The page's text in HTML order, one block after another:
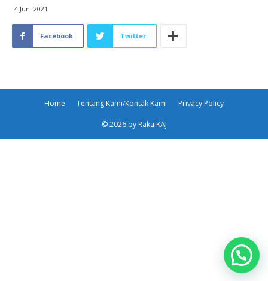
4 Juni 2021
Facebook Twitter
Home Tentang Kami/Kontak Kami Privacy Policy
© 2026 by Raka KAJ